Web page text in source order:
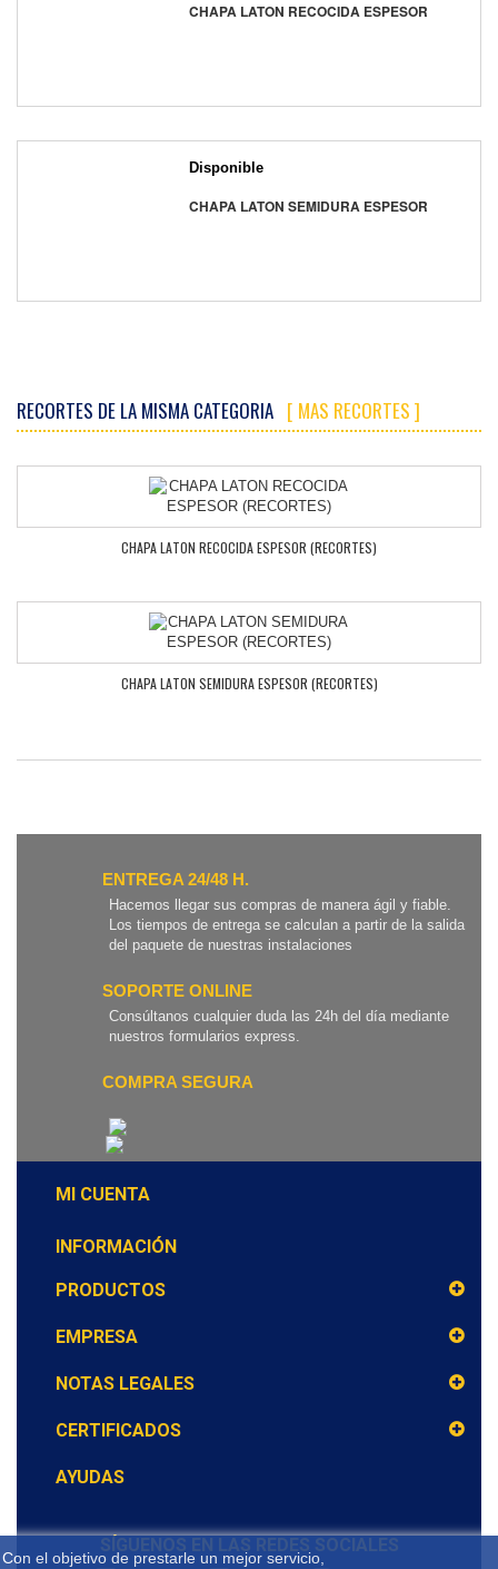
CHAPA LATON RECOCIDA ESPESOR
Disponible
CHAPA LATON SEMIDURA ESPESOR
RECORTES DE LA MISMA CATEGORIA [ MAS RECORTES ]
CHAPA LATON RECOCIDA ESPESOR (RECORTES)
CHAPA LATON SEMIDURA ESPESOR (RECORTES)
ENTREGA 24/48 H.
Hacemos llegar sus compras de manera ágil y fiable.
Los tiempos de entrega se calculan a partir de la salida
del paquete de nuestras instalaciones
SOPORTE ONLINE
Consúltanos cualquier duda las 24h del día mediante
nuestros formularios express.
COMPRA SEGURA
MI CUENTA
INFORMACIÓN
PRODUCTOS
EMPRESA
NOTAS LEGALES
CERTIFICADOS
AYUDAS
Con el objetivo de prestarle un mejor servicio,
SÍGUENOS EN LAS REDES SOCIALES